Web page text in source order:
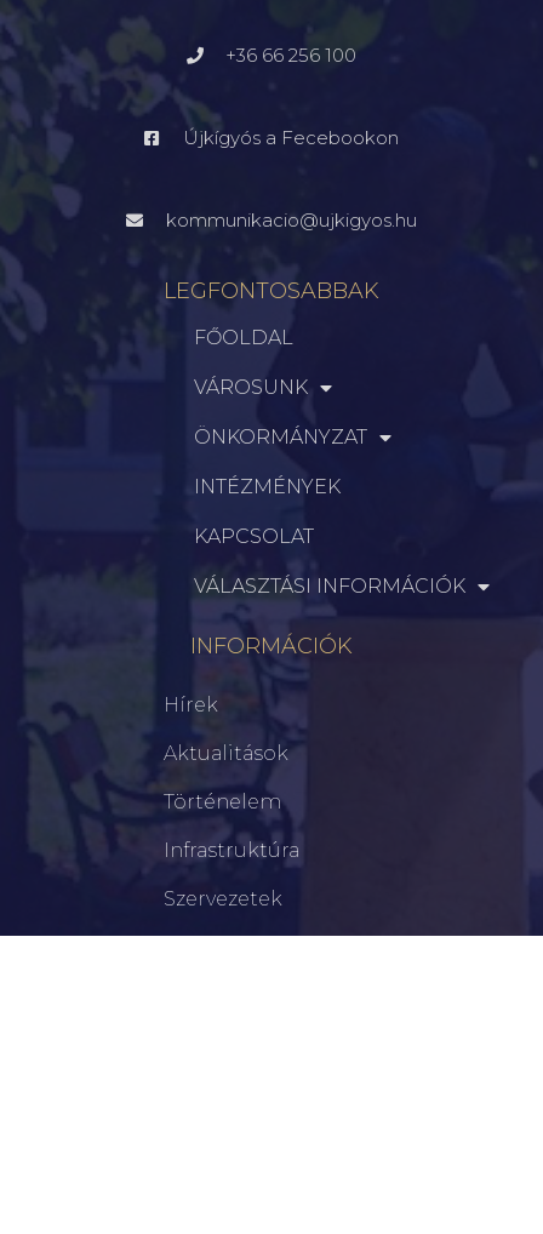
+36 66 256 100
Újkígyós a Fecebookon
kommunikacio@ujkigyos.hu
LEGFONTOSABBAK
FŐOLDAL
VÁROSUNK
ÖNKORMÁNYZAT
INTÉZMÉNYEK
KAPCSOLAT
VÁLASZTÁSI INFORMÁCIÓK
INFORMÁCIÓK
Hírek
Aktualitások
Történelem
Infrastruktúra
Szervezetek